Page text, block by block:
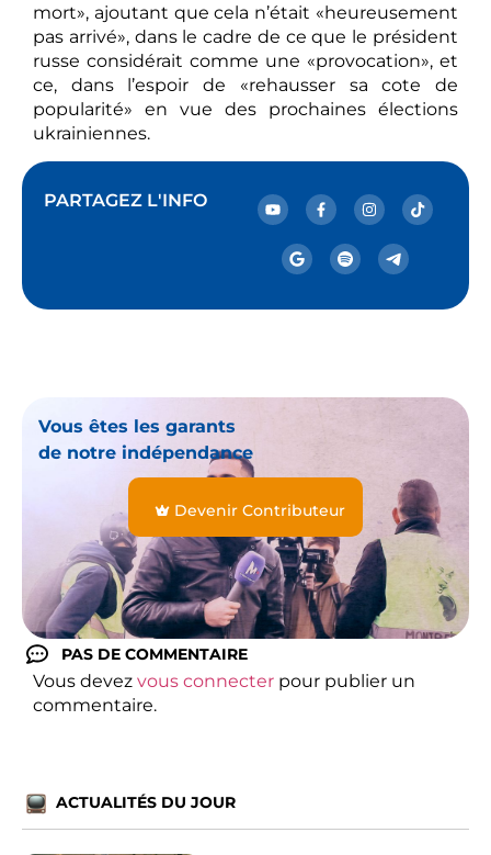
mort», ajoutant que cela n’était «heureusement
pas arrivé», dans le cadre de ce que le président
russe considérait comme une «provocation», et
ce, dans l’espoir de «rehausser sa cote de
popularité» en vue des prochaines élections
ukrainiennes.
PARTAGEZ L'INFO
Vous êtes les garants
de notre indépendance
Devenir Contributeur
PAS DE COMMENTAIRE
Vous devez vous connecter pour publier un
commentaire.
ACTUALITÉS DU JOUR